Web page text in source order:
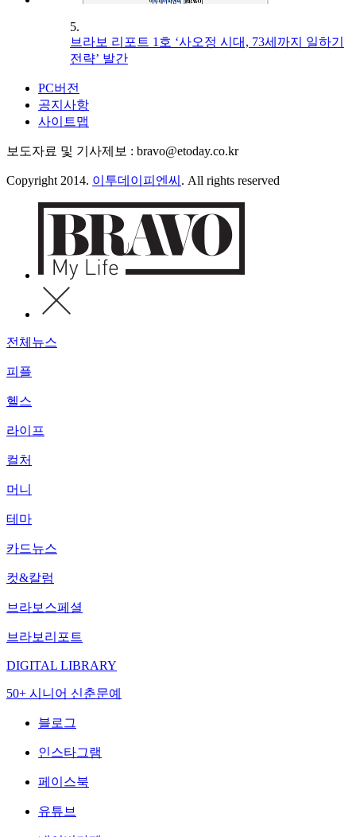
5.
브라보 리포트 1호 ‘사오정 시대, 73세까지 일하기
전략’ 발간
PC버전
공지사항
사이트맵
보도자료 및 기사제보 : bravo@etoday.co.kr
Copyright 2014. 이투데이피엔씨 . All rights reserved
전체뉴스
피플
헬스
라이프
컬처
머니
테마
카드뉴스
컷&칼럼
브라보스페셜
브라보리포트
DIGITAL LIBRARY
50+ 시니어 신춘문예
블로그
인스타그램
페이스북
유튜브